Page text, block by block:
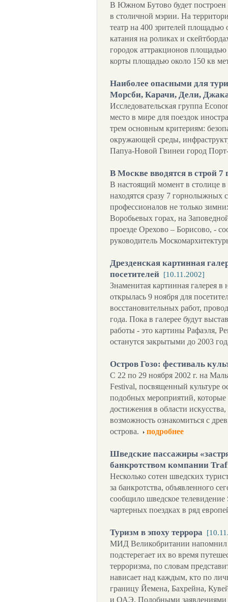
В Южном Бутово будет
в столичной мэрии. На
театр на 400 зрителей
катания на роликах и
городок аттракционов
корты площадью около 150 кв
Наиболее опасными для
Морсби, Карачи, Дели,
Исследовательская группа
место в мире для поездок
трем основным критериям:
окружающей среды,
Папуа-Новой Гвинеи город
В Москве вводятся в строй
В настоящий момент в столице в
находятся сразу 7
профессионалов не только
Воробьевых горах, на
проезде Орехово – Борисово, -
руководитель
Дрезденская картинная
посетителей [10.11.2002]
Знаменитая картинная галерея
открылась 9 ноября для
восстановительных работ,
года. Пока в галерее будут
работы - это картины Рафаэля,
останутся закрытыми до 2003
Остров Гозо: фестиваль
С 22 по 29 ноября 2002 г. на
Festival, посвященный культуре
подобных мероприятий,
достижения в области
возможность ознакомиться с
острова.
подробнее
Шведские пассажиры
банкротством компании
Несколько сотен шведских
за банкротства, объявленного
сообщило шведское
чартерных поездках в ряд
Туризм в эпоху террора
МИД Великобритании напомнил
подстерегает их во время
терроризма, по словам
нависает над каждым, кто по
границу Йемена, Бахрейна,
и ОАЭ. Подобными заявлениями